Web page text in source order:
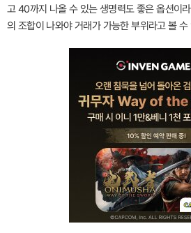
고 40까지 나올 수 있는 생명력도 좋은 옵션이
의 조합이 나와야 거래가 가능한 부위라고 볼 수